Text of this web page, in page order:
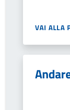
VAI ALLA